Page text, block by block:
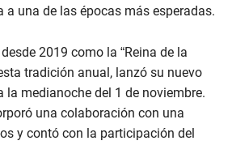
a una de las épocas más esperadas.
2019 como la “Reina de la
tradición anual, lanzó su nuevo
la medianoche del 1 de noviembre.
una colaboración con una
y contó con la participación del